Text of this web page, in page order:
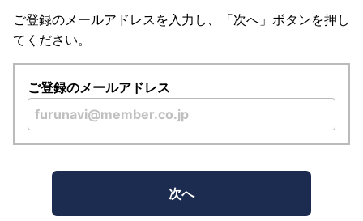
ご登録のメールアドレスを入力し、「次へ」ボタンを押し
てください。
ご登録のメールアドレス